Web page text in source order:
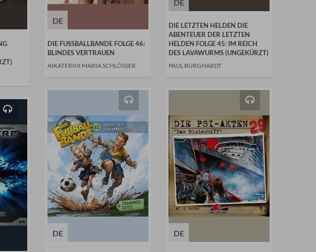
DE
DIE FUSSBALLBANDE FOLGE 46:
BLINDES VERTRAUEN
AIKATERINI MARIA SCHLÖSSER
DE
DIE LETZTEN HELDEN DIE
ABENTEUER DER LETZTEN
HELDEN FOLGE 45: IM REICH
DES LAVAWURMS (UNGEKÜRZT)
PAUL BURGHARDT
DE DE